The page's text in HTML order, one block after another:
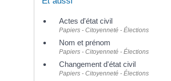
Actes d'état civil
Papiers - Citoyenneté - Élections
Nom et prénom
Papiers - Citoyenneté - Élections
Changement d'état civil
Papiers - Citoyenneté - Élections